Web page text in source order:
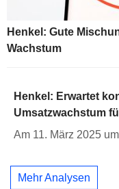
Henkel: Gute
Wachstum
Henkel: Erwartet
Umsatzwachstum
Am 11. März 2025
Mehr Analysen